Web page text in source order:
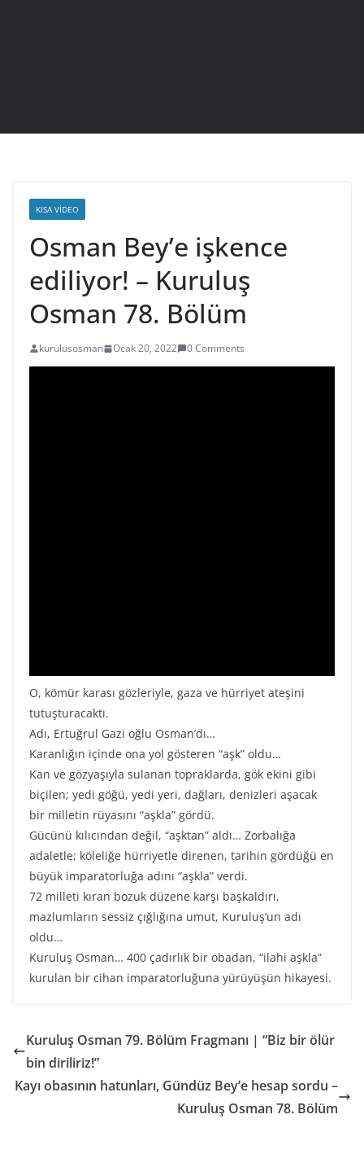
KISA VIDEO
Osman Bey’e işkence
ediliyor! – Kuruluş
Osman 78. Bölüm
kurulusosman Ocak 20, 2022 0 Comments
O, kömür karası gözleriyle, gaza ve hürriyet ateşini
tutuşturacaktı.
Adı, Ertuğrul Gazi oğlu Osman’dı…
Karanlığın içinde ona yol gösteren “aşk” oldu…
Kan ve gözyaşıyla sulanan topraklarda, gök ekini gibi
biçilen; yedi göğü, yedi yeri, dağları, denizleri aşacak
bir milletin rüyasını “aşkla” gördü.
Gücünü kılıcından değil, “aşktan” aldı… Zorbalığa
adaletle; köleliğe hürriyetle direnen, tarihin gördüğü en
büyük imparatorluğa adını “aşkla” verdi.
72 milleti kıran bozuk düzene karşı başkaldırı,
mazlumların sessiz çığlığına umut, Kuruluş’un adı
oldu…
Kuruluş Osman… 400 çadırlık bir obadan, “ilahi aşkla”
kurulan bir cihan imparatorluğuna yürüyüşün hikayesi.
Kuruluş Osman 79. Bölüm Fragmanı | “Biz bir ölür
bin diriliriz!”
Kayı obasının hatunları, Gündüz Bey’e hesap sordu –
Kuruluş Osman 78. Bölüm